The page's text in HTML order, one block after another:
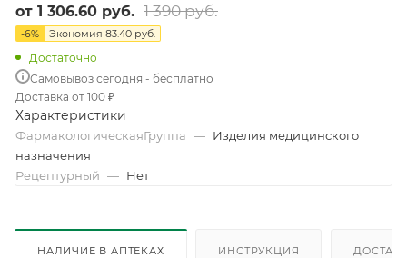
от 1 306.60 руб. 1 390 руб.
-6% Экономия 83.40 руб.
Достаточно
Самовывоз сегодня - бесплатно
Доставка от 100 ₽
Характеристики
ФармакологическаяГруппа — Изделия медицинского
назначения
Рецептурный — Нет
НАЛИЧИЕ В АПТЕКАХ ИНСТРУКЦИЯ